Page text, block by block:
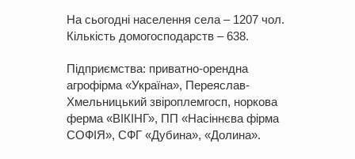
На сьогодні населення села – 1207 чол.
Кількість домогосподарств – 638.
Підприємства: приватно-орендна
агрофірма «Україна», Переяслав-
Хмельницький звіроплемгосп, норкова
ферма «ВІКІНГ», ПП «Насіннєва фірма
СОФІЯ», СФГ «Дубина», «Долина».